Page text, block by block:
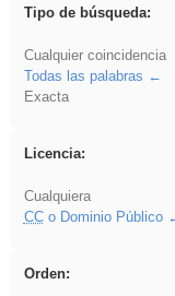
Tipo de búsqueda:
Cualquier coincidencia
Todas las palabras
Exacta
Licencia:
Cualquiera
CCo Dominio Público
Orden: